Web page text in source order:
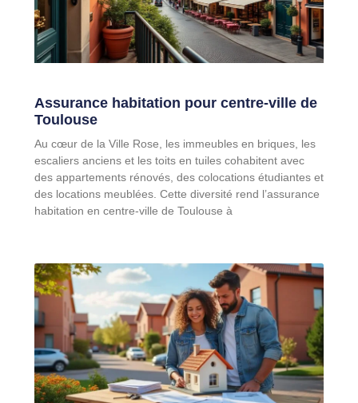
Assurance habitation pour centre-ville de
Toulouse
Au cœur de la Ville Rose, les immeubles en briques, les
escaliers anciens et les toits en tuiles cohabitent avec
des appartements rénovés, des colocations étudiantes et
des locations meublées. Cette diversité rend l’assurance
habitation en centre-ville de Toulouse à